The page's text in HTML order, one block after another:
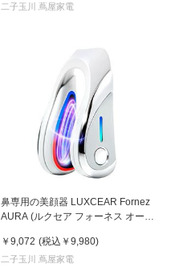
二子玉川 蔦屋家電
鼻専用の美顔器 LUXCEAR Fornez
AURA (ルクセア フォーネス オー
￥9,072 (税込 ￥9,980)
二子玉川 蔦屋家電